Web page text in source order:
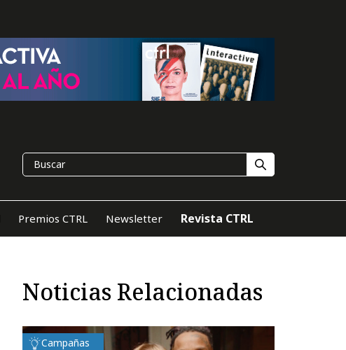
Premios CTRL Newsletter Revista CTRL
Noticias Relacionadas
Campañas